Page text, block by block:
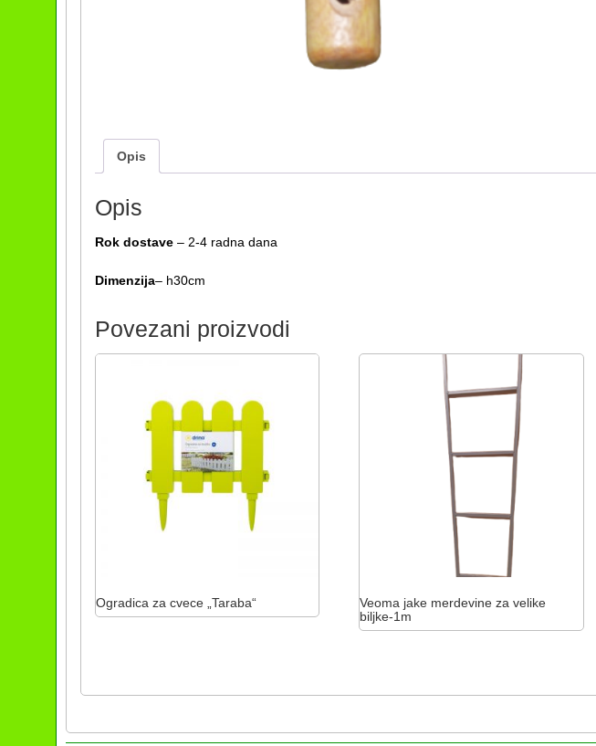
Opis
Opis
Rok dostave – 2-4 radna dana
Dimenzija– h30cm
Povezani proizvodi
Ogradica za cvece „Taraba“
Veoma jake merdevine za velike
biljke-1m